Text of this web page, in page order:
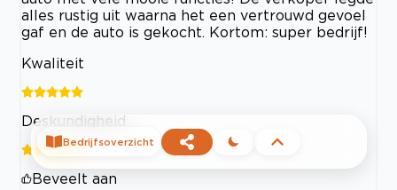
alles rustig uit waarna het een vertrouwd gevoel
gaf en de auto is gekocht. Kortom: super bedrijf!
Kwaliteit
Deskundigheid
Beveelt aan
Bedrijfsoverzicht